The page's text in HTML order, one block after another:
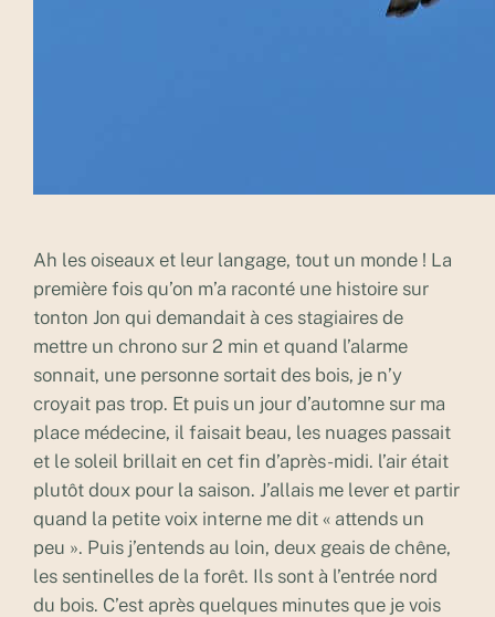
Ah les oiseaux et leur langage, tout un monde ! La
première fois qu’on m’a raconté une histoire sur
tonton Jon qui demandait à ces stagiaires de
mettre un chrono sur 2 min et quand l’alarme
sonnait, une personne sortait des bois, je n’y
croyait pas trop. Et puis un jour d’automne sur ma
place médecine, il faisait beau, les nuages passait
et le soleil brillait en cet fin d’après-midi. l’air était
plutôt doux pour la saison. J’allais me lever et partir
quand la petite voix interne me dit « attends un
peu ». Puis j’entends au loin, deux geais de chêne,
les sentinelles de la forêt. Ils sont à l’entrée nord
du bois. C’est après quelques minutes que je vois